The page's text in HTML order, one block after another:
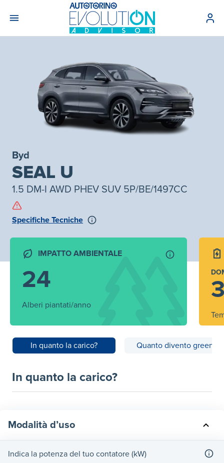
Byd
SEAL U
1.5 DM-I AWD PHEV SUV 5P/BE/1497CC
Specifiche Tecniche
IMPATTO AMBIENTALE
24
Alberi piantati/anno
In quanto la carico? Quanto divento green?
In quanto la carico?
Modalità d’uso
Indica la potenza del tuo contatore (kW)